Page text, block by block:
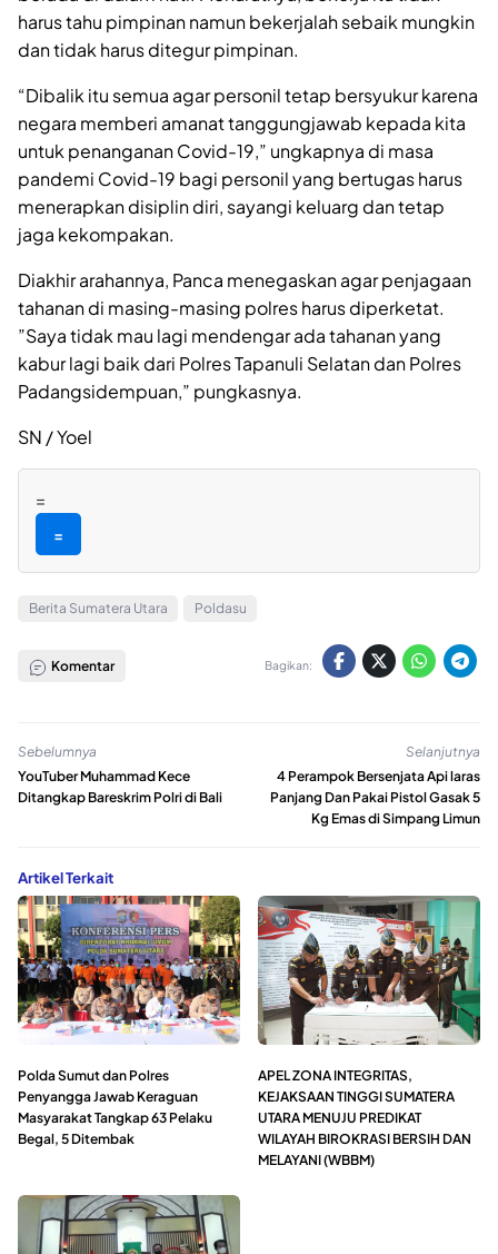
harus tahu pimpinan namun bekerjalah sebaik mungkin
dan tidak harus ditegur pimpinan.
“Dibalik itu semua agar personil tetap bersyukur karena
negara memberi amanat tanggungjawab kepada kita
untuk penanganan Covid-19,” ungkapnya di masa
pandemi Covid-19 bagi personil yang bertugas harus
menerapkan disiplin diri, sayangi keluarg dan tetap
jaga kekompakan.
Diakhir arahannya, Panca menegaskan agar penjagaan
tahanan di masing-masing polres harus diperketat.
”Saya tidak mau lagi mendengar ada tahanan yang
kabur lagi baik dari Polres Tapanuli Selatan dan Polres
Padangsidempuan,” pungkasnya.
SN / Yoel
=
=
Berita Sumatera Utara Poldasu
Komentar Bagikan:
Sebelumnya
YouTuber Muhammad Kece
Ditangkap Bareskrim Polri di Bali
Selanjutnya
4 Perampok Bersenjata Api laras
Panjang Dan Pakai Pistol Gasak 5
Kg Emas di Simpang Limun
Artikel Terkait
Polda Sumut dan Polres
Penyangga Jawab Keraguan
Masyarakat Tangkap 63 Pelaku
Begal, 5 Ditembak
APEL ZONA INTEGRITAS,
KEJAKSAAN TINGGI SUMATERA
UTARA MENUJU PREDIKAT
WILAYAH BIROKRASI BERSIH DAN
MELAYANI (WBBM)